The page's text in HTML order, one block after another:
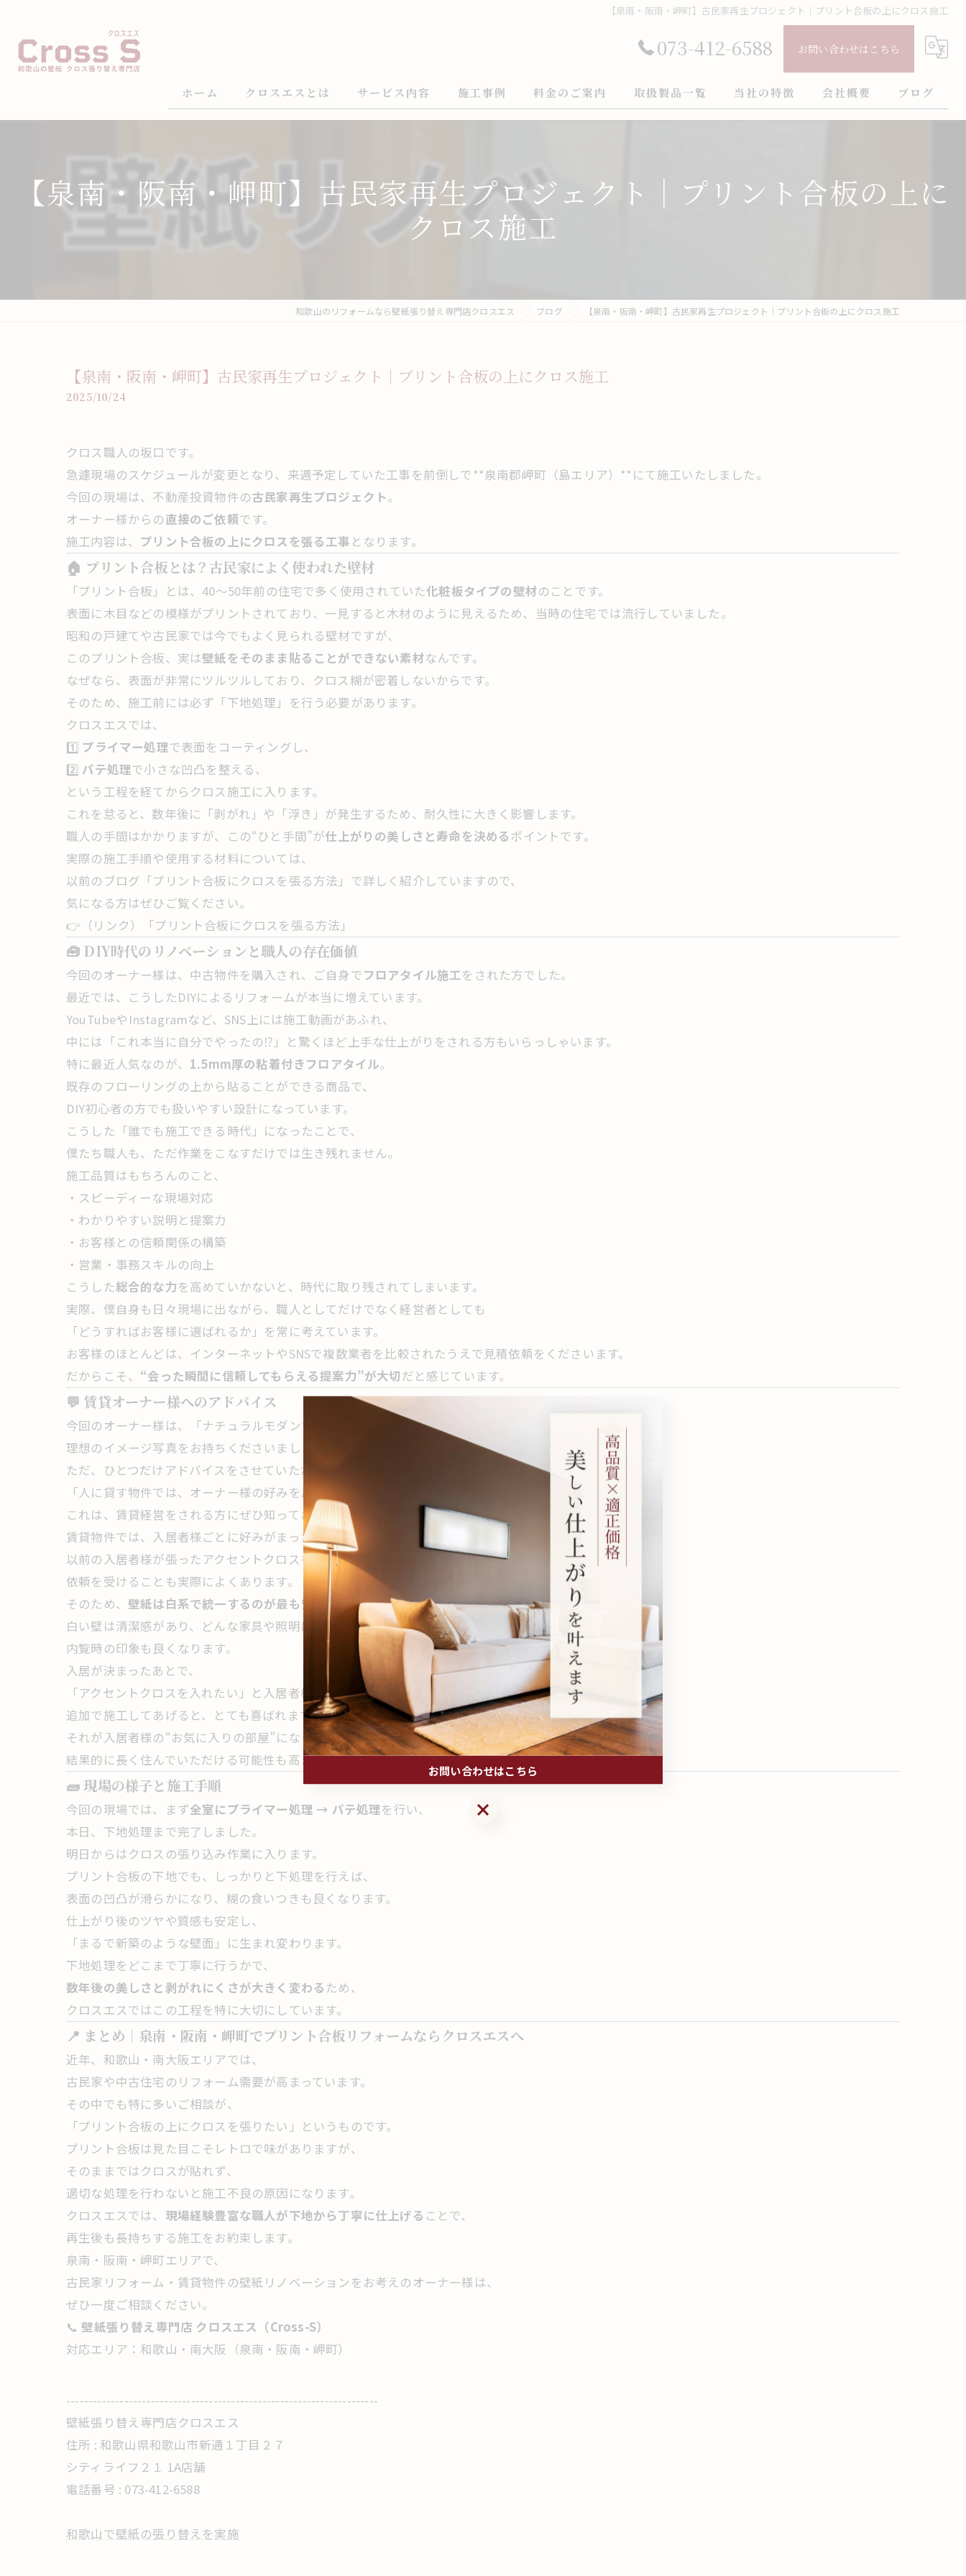
【泉南・阪南・岬町】古民家再生プロジェクト｜プリント合板の上にクロス施工
073-412-6588 お問い合わせはこちら
ホーム クロスエスとは サービス内容 施工事例 料金のご案内 取扱製品一覧 当社の特徴
インテリア
会社概要 ブログ
【泉南・阪南・岬町】古民家再生プロジェクト｜プリント合板の上に
クロス施工
和歌山のリフォームなら壁紙張り替え専門店クロスエス ブログ 【泉南・阪南・岬町】古民家再生プロジェクト｜プリント合板の上にクロス施工
【泉南・阪南・岬町】古民家再生プロジェクト｜プリント合板の上にクロス施工
2025/10/24
クロス職人の坂口です。
急遽現場のスケジュールが変更となり、来週予定していた工事を前倒しで**泉南郡岬町（島エリア）**にて施工いたしました。
今回の現場は、不動産投資物件の古民家再生プロジェクト。
オーナー様からの直接のご依頼です。
施工内容は、 プリント合板の上にクロスを張る工事 となります。
🏠 プリント合板とは？古民家によく使われた壁材
「プリント合板」とは、40〜50年前の住宅で多く使用されていた化粧板タイプの壁材のことです。
表面に木目などの模様がプリントされており、一見すると木材のように見えるため、当時の住宅では流行していました。
昭和の戸建てや古民家では今でもよく見られる壁材ですが、
このプリント合板、実は壁紙をそのまま貼ることができない素材なんです。
なぜなら、表面が非常にツルツルしており、クロス糊が密着しないからです。
そのため、施工前には必ず「下地処理」を行う必要があります。
クロスエスでは、
1️⃣ プライマー処理で表面をコーティングし、
2️⃣ パテ処理で小さな凹凸を整える、
という工程を経てからクロス施工に入ります。
これを怠ると、数年後に「剥がれ」や「浮き」が発生するため、耐久性に大きく影響します。
職人の手間はかかりますが、この“ひと手間”が仕上がりの美しさと寿命を決めるポイントです。
実際の施工手順や使用する材料については、
以前のブログ「プリント合板にクロスを張る方法」で詳しく紹介していますので、
気になる方はぜひご覧ください。
👉（リンク）「プリント合板にクロスを張る方法」
🧰 DIY時代のリノベーションと職人の存在価値
今回のオーナー様は、中古物件を購入され、ご自身でフロアタイル施工をされた方でした。
最近では、こうしたDIYによるリフォームが本当に増えています。
YouTubeやInstagramなど、SNS上には施工動画があふれ、
中には「これ本当に自分でやったの⁉」と驚くほど上手な仕上がりをされる方もいらっしゃいます。
特に最近人気なのが、 1.5mm厚の粘着付きフロアタイル。
既存のフローリングの上から貼ることができる商品で、
DIY初心者の方でも扱いやすい設計になっています。
こうした「誰でも施工できる時代」になったことで、
僕たち職人も、ただ作業をこなすだけでは生き残れません。
施工品質はもちろんのこと、
・スピーディーな現場対応
・わかりやすい説明と提案力
・お客様との信頼関係の構築
・営業・事務スキルの向上
こうした総合的な力を高めていかないと、時代に取り残されてしまいます。
実際、僕自身も日々現場に出ながら、職人としてだけでなく経営者としても
「どうすればお客様に選ばれるか」を常に考えています。
お客様のほとんどは、インターネットやSNSで複数業者を比較されたうえで見積依頼をくださいます。
だからこそ、 “会った瞬間に信頼してもらえる提案力”が大切だと感じています。
💬 賃貸オーナー様へのアドバイス
今回のオーナー様は、「ナチュラルモダンで落ち着いた雰囲気にしたい」とのことで、
理想のイメージ写真をお持ちくださいました。
ただ、ひとつだけアドバイスをさせていただきました。
「人に貸す物件では、オーナー様の好みを反映しすぎない方がいいですよ。」
これは、賃貸経営をされる方にぜひ知っておいてほしいポイントです。
賃貸物件では、入居者様ごとに好みがまったく異なります。
以前の入居者様が張ったアクセントクロスを「気に入らないから張り替えてほしい」と
依頼を受けることも実際によくあります。
そのため、 壁紙は白系で統一するのが最も安全で入居率も高いのです。
白い壁は清潔感があり、どんな家具や照明にも合わせやすいため、
内覧時の印象も良くなります。
入居が決まったあとで、
「アクセントクロスを入れたい」と入居者様から要望があった場合に
追加で施工してあげると、とても喜ばれます。
それが入居者様の“お気に入りの部屋”になり、
結果的に長く住んでいただける可能性も高まります。
🧱 現場の様子と施工手順
今回の現場では、まず全室にプライマー処理 → パテ処理を行い、
本日、下地処理まで完了しました。
明日からはクロスの張り込み作業に入ります。
プリント合板の下地でも、しっかりと下処理を行えば、
表面の凹凸が滑らかになり、糊の食いつきも良くなります。
仕上がり後のツヤや質感も安定し、
「まるで新築のような壁面」に生まれ変わります。
下地処理をどこまで丁寧に行うかで、
数年後の美しさと剥がれにくさが大きく変わる ため、
クロスエスではこの工程を特に大切にしています。
📍 まとめ｜泉南・阪南・岬町でプリント合板リフォームならクロスエスへ
近年、和歌山・南大阪エリアでは、
古民家や中古住宅のリフォーム需要が高まっています。
その中でも特に多いご相談が、
「プリント合板の上にクロスを張りたい」というものです。
プリント合板は見た目こそレトロで味がありますが、
そのままではクロスが貼れず、
適切な処理を行わないと施工不良の原因になります。
クロスエスでは、 現場経験豊富な職人が下地から丁寧に仕上げる ことで、
再生後も長持ちする施工をお約束します。
泉南・阪南・岬町エリアで、
古民家リフォーム・賃貸物件の壁紙リノベーションをお考えのオーナー様は、
ぜひ一度ご相談ください。
📞壁紙張り替え専門店 クロスエス（Cross-S）
対応エリア：和歌山・南大阪（泉南・阪南・岬町）
----------------------------------------------------------------------
壁紙張り替え専門店クロスエス
住所 : 和歌山県和歌山市新通１丁目２７
シティライフ２１ 1A店舗
電話番号 : 073-412-6588
和歌山で壁紙の張り替えを実施
お問い合わせはこちら
お問い合わせはこちら